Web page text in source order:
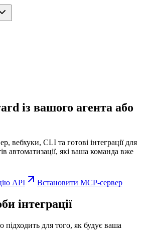
із вашого агента або
вебхуки, CLI та готові інтеграції для
автоматизації, які ваша команда вже
API Встановити MCP-сервер
інтеграції
підходить для того, як будує ваша